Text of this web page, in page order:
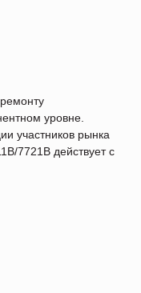
уровне.
участников рынка
7721B действует с